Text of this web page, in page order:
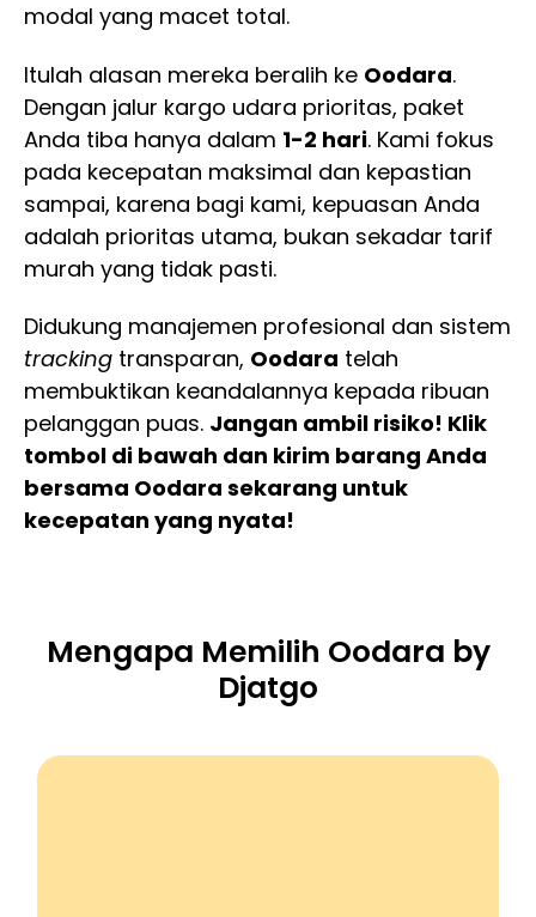
modal yang macet total.
Itulah alasan mereka beralih ke Oodara.
Dengan jalur kargo udara prioritas, paket
Anda tiba hanya dalam 1-2 hari. Kami fokus
pada kecepatan maksimal dan kepastian
sampai, karena bagi kami, kepuasan Anda
adalah prioritas utama, bukan sekadar tarif
murah yang tidak pasti.
Didukung manajemen profesional dan sistem
tracking transparan, Oodara telah
membuktikan keandalannya kepada ribuan
pelanggan puas. Jangan ambil risiko! Klik
tombol di bawah dan kirim barang Anda
bersama Oodara sekarang untuk
kecepatan yang nyata!
Mengapa Memilih Oodara by
Djatgo